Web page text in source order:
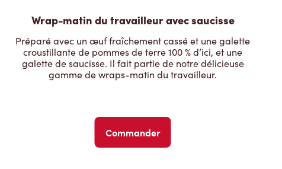
Wrap-matin du travailleur avec saucisse
Préparé avec un œuf fraîchement cassé et une galette
croustillante de pommes de terre 100 % d’ici, et une
galette de saucisse. Il fait partie de notre délicieuse
gamme de wraps-matin du travailleur.
Commander